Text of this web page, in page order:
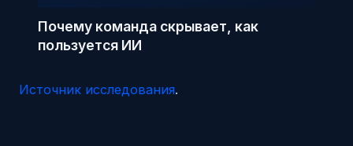
Почему команда скрывает, как
пользуется ИИ
Источник исследования.